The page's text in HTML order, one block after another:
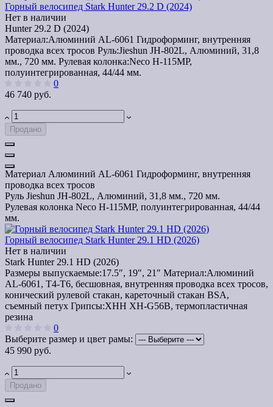
Горный велосипед Stark Hunter 29.2 D (2024)
Нет в наличии
Hunter 29.2 D (2024)
Материал:Алюминий AL-6061 Гидроформинг, внутренняя
проводка всех тросов Руль:Jieshun JH-802L, Алюминий, 31,8
мм., 720 мм. Рулевая колонка:Neco H-115MP,
полуинтегрированная, 44/44 мм.
0
46 740 руб.
Продано
Материал Алюминий AL-6061 Гидроформинг, внутренняя
проводка всех тросов
Руль Jieshun JH-802L, Алюминий, 31,8 мм., 720 мм.
Рулевая колонка Neco H-115MP, полуинтегрированная, 44/44
мм.
Горный велосипед Stark Hunter 29.1 HD (2026)
Нет в наличии
Stark Hunter 29.1 HD (2026)
Размеры выпускаемые:17.5″, 19″, 21″ Материал:Алюминий
AL-6061, T4-T6, бесшовная, внутренняя проводка всех тросов,
конический рулевой стакан, кареточный стакан BSA,
съемный петух Грипсы:XHH XH-G56B, термопластичная
резина
0
Выберите размер и цвет рамы:
45 990 руб.
Продано